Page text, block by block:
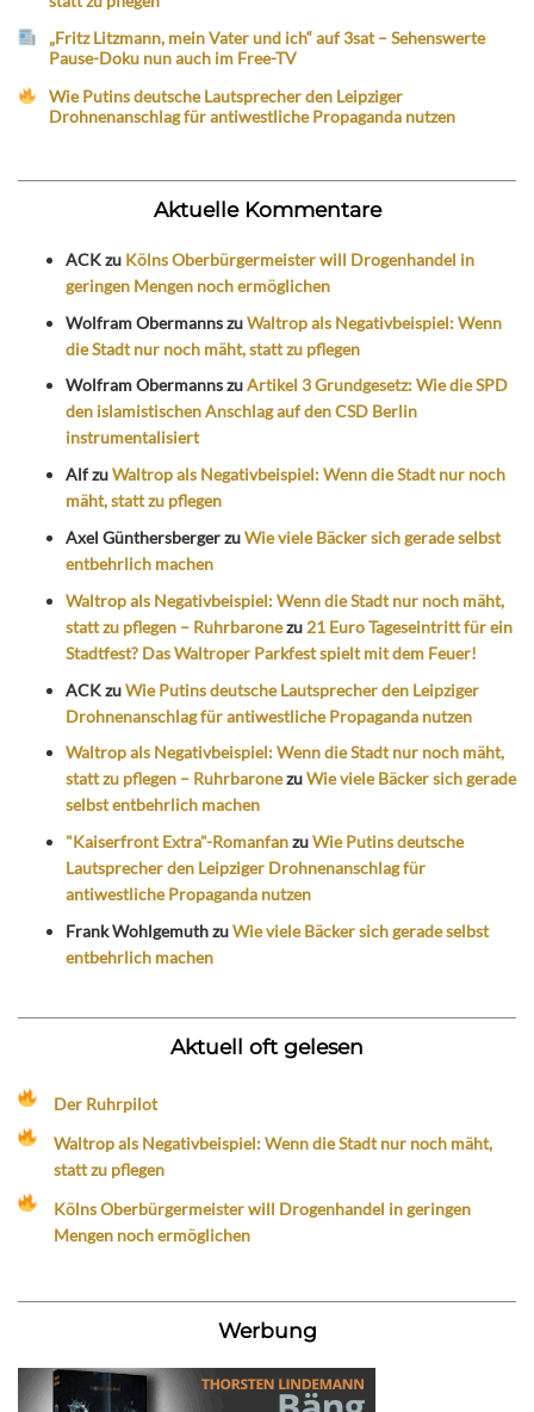
„Fritz Litzmann, mein Vater und ich“ auf 3sat – Sehenswerte
Pause-Doku nun auch im Free-TV
Wie Putins deutsche Lautsprecher den Leipziger
Drohnenanschlag für antiwestliche Propaganda nutzen
Aktuelle Kommentare
ACKzu Kölns Oberbürgermeister will Drogenhandel in
geringen Mengen noch ermöglichen
Wolfram ObermannszuWaltrop als Negativbeispiel: Wenn
die Stadt nur noch mäht, statt zu pflegen
Wolfram ObermannszuArtikel 3 Grundgesetz: Wie die SPD
den islamistischen Anschlag auf den CSD Berlin
instrumentalisiert
AlfzuWaltrop als Negativbeispiel: Wenn die Stadt nur noch
mäht, statt zu pflegen
Axel GünthersbergerzuWie viele Bäcker sich gerade selbst
entbehrlich machen
Waltrop als Negativbeispiel: Wenn die Stadt nur noch mäht,
statt zu pflegen – Ruhrbaronezu 21 Euro Tageseintritt für ein
Stadtfest? Das Waltroper Parkfest spielt mit dem Feuer!
ACKzuWie Putins deutsche Lautsprecher den Leipziger
Drohnenanschlag für antiwestliche Propaganda nutzen
Waltrop als Negativbeispiel: Wenn die Stadt nur noch mäht,
statt zu pflegen – RuhrbaronezuWie viele Bäcker sich gerade
selbst entbehrlich machen
"Kaiserfront Extra"-RomanfanzuWie Putins deutsche
Lautsprecher den Leipziger Drohnenanschlag für
antiwestliche Propaganda nutzen
Frank WohlgemuthzuWie viele Bäcker sich gerade selbst
entbehrlich machen
Aktuell oft gelesen
Der Ruhrpilot
Waltrop als Negativbeispiel: Wenn die Stadt nur noch mäht,
statt zu pflegen
Kölns Oberbürgermeister will Drogenhandel in geringen
Mengen noch ermöglichen
Werbung